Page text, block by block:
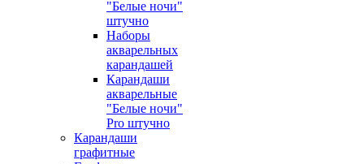
"Белые ночи"
штучно
Наборы
акварельных
карандашей
Карандаши
акварельные
"Белые ночи"
Pro штучно
Карандаши
графитные